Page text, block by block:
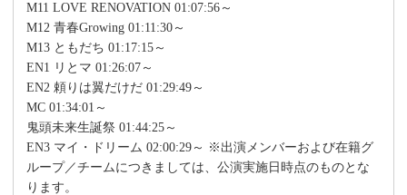
M11 LOVE RENOVATION 01:07:56～
M12 青春Growing 01:11:30～
M13 ともだち 01:17:15～
EN1 リとマ 01:26:07～
EN2 頼りは翼だけだ 01:29:49～
MC 01:34:01～
鬼頭未来生誕祭 01:44:25～
EN3 マイ・ドリーム 02:00:29～ ※出演メンバーおよび在籍グ
ループ／チームにつきましては、公演実施日時点のものとな
ります。